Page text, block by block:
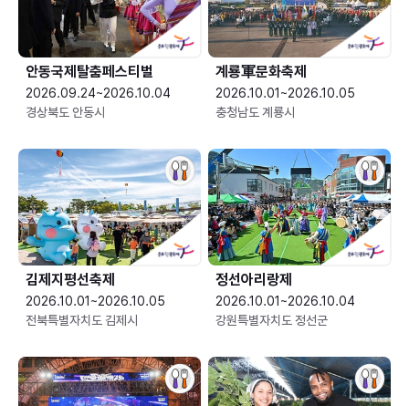
안동국제탈춤페스티벌
2026.09.24~2026.10.04
경상북도 안동시
2026.10.01~2026.10.05
충청남도 계룡시
김제지평선축제
2026.10.01~2026.10.05
전북특별자치도 김제시
정선아리랑제
2026.10.01~2026.10.04
강원특별자치도 정선군